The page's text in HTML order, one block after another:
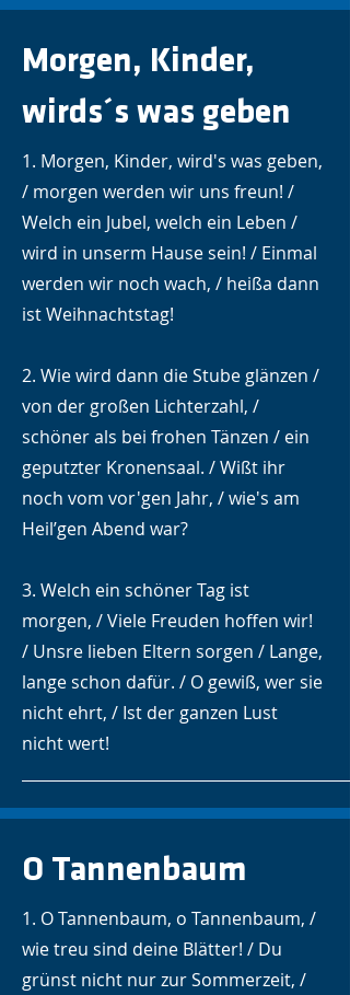
Morgen, Kinder,
wirds´s was geben
1. Morgen, Kinder, wird's was geben,
/ morgen werden wir uns freun! /
Welch ein Jubel, welch ein Leben /
wird in unserm Hause sein! / Einmal
werden wir noch wach, / heißa dann
ist Weihnachtstag!
2. Wie wird dann die Stube glänzen /
von der großen Lichterzahl, /
schöner als bei frohen Tänzen / ein
geputzter Kronensaal. / Wißt ihr
noch vom vor'gen Jahr, / wie's am
Heil’gen Abend war?
3. Welch ein schöner Tag ist
morgen, / Viele Freuden hoffen wir!
/ Unsre lieben Eltern sorgen / Lange,
lange schon dafür. / O gewiß, wer sie
nicht ehrt, / Ist der ganzen Lust
nicht wert!
O Tannenbaum
1. O Tannenbaum, o Tannenbaum, /
wie treu sind deine Blätter! / Du
grünst nicht nur zur Sommerzeit, /